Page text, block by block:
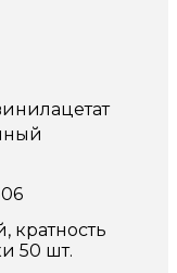
кратность
50 шт.